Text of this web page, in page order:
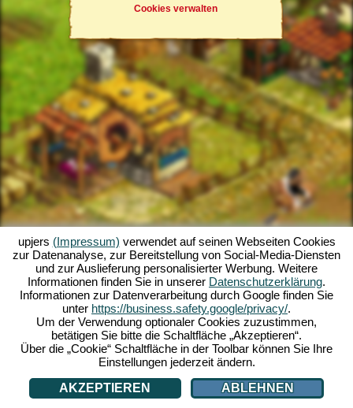
Cookies verwalten
upjers (Impressum) verwendet auf seinen Webseiten Cookies
zur Datenanalyse, zur Bereitstellung von Social-Media-Diensten
und zur Auslieferung personalisierter Werbung. Weitere
Informationen finden Sie in unserer Datenschutzerklärung.
Informationen zur Datenverarbeitung durch Google finden Sie
unter https://business.safety.google/privacy/.
Um der Verwendung optionaler Cookies zuzustimmen,
betätigen Sie bitte die Schaltfläche „Akzeptieren“.
Über die „Cookie“ Schaltfläche in der Toolbar können Sie Ihre
Einstellungen jederzeit ändern.
AKZEPTIEREN
ABLEHNEN